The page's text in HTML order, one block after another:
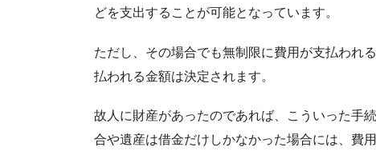
どを支出することが可能となっています。
ただし、その場合でも無制限に費用が支払われ
払われる金額は決定されます。
故人に財産があったのであれば、こういった手
合や遺産は借金だけしかなかった場合には、費